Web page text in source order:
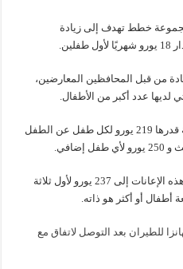
مجموعة خطط تهدف إلى زيادة
من قبل المحافظين المعارضين،
لديها عدد أكبر من الأطفال.
حيث تتلقى العائلات مساعدات شهرية قدرها 219 يورو لكل طفل عن الطفل
وبدءاً من تاريخ 1 يناير 2023 ، ستزداد هذه الإعانات إلى 237 يورو لأول ثلاثة
أطفال أو أكثر هو ذاته.
للطيران بعد التوصل لاتفاق مع